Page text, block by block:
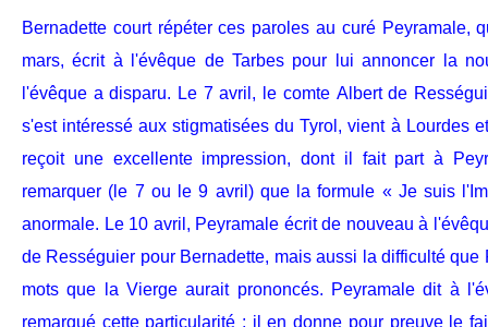
Bernadette court répéter ces paroles au curé Peyramale,
mars, écrit à l'évêque de Tarbes pour lui annoncer la
l'évêque a disparu. Le 7 avril, le comte Albert de
s'est intéressé aux stigmatisées du Tyrol, vient à Lourdes
reçoit une excellente impression, dont il fait part à
remarquer (le 7 ou le 9 avril) que la formule « Je suis
anormale. Le 10 avril, Peyramale écrit de nouveau à
de Rességuier pour Bernadette, mais aussi la difficulté que
mots que la Vierge aurait prononcés. Peyramale dit à
remarqué cette particularité ; il en donne pour preuve le